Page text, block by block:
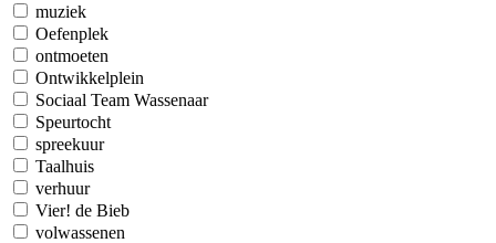
muziek
Oefenplek
ontmoeten
Ontwikkelplein
Sociaal Team Wassenaar
Speurtocht
spreekuur
Taalhuis
verhuur
Vier! de Bieb
volwassenen